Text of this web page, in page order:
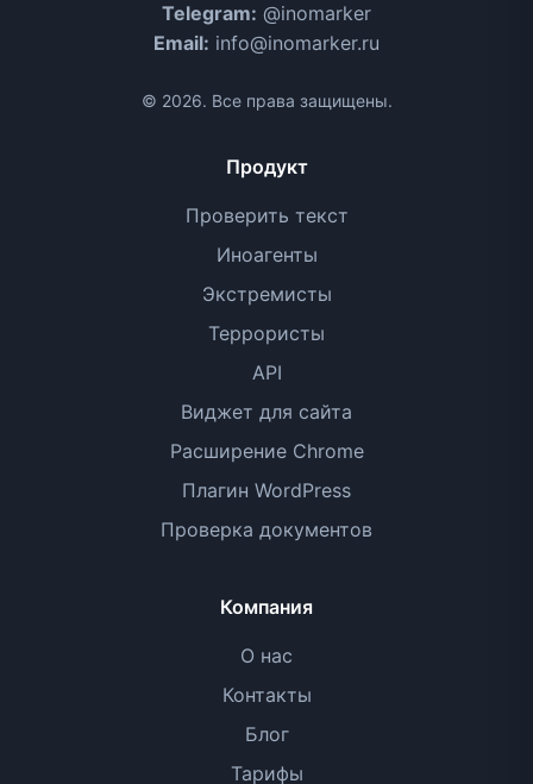
Telegram: @inomarker
Email: info@inomarker.ru
© 2026. Все права защищены.
Продукт
Проверить текст
Иноагенты
Экстремисты
Террористы
API
Виджет для сайта
Расширение Chrome
Плагин WordPress
Проверка документов
Компания
О нас
Контакты
Блог
Тарифы